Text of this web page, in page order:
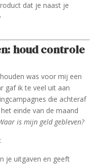
dat je naast je
houd controle
was voor mij een
gaf ik te veel uit aan
die achteraf
einde van de maand
is mijn geld gebleven?
je uitgaven en geeft